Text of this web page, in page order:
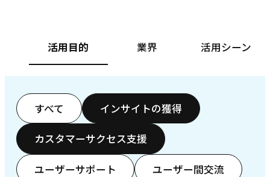
活用目的 業界 活用シーン
すべて インサイトの獲得
カスタマーサクセス支援
ユーザーサポート ユーザー間交流